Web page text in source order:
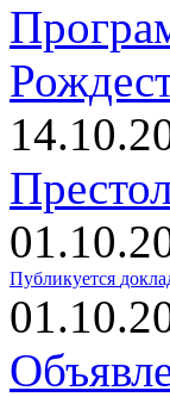
Публикуется